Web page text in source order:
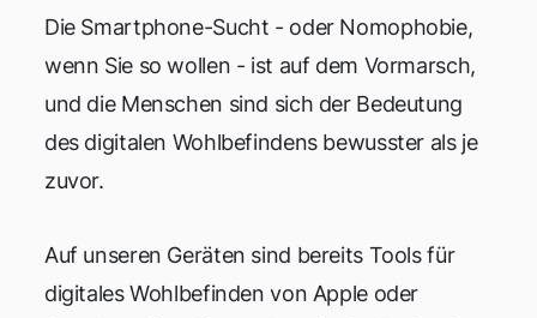
Die Smartphone-Sucht - oder Nomophobie,
wenn Sie so wollen - ist auf dem Vormarsch,
und die Menschen sind sich der Bedeutung
des digitalen Wohlbefindens bewusster als je
zuvor.
Auf unseren Geräten sind bereits Tools für
digitales Wohlbefinden von Apple oder